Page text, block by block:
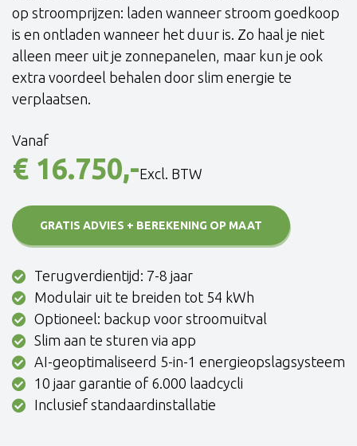
op stroomprijzen: laden wanneer stroom goedkoop
is en ontladen wanneer het duur is. Zo haal je niet
alleen meer uit je zonnepanelen, maar kun je ook
extra voordeel behalen door slim energie te
verplaatsen.
Vanaf
€ 16.750,-Excl. BTW
GRATIS ADVIES + BEREKENING OP MAAT
Terugverdientijd: 7-8 jaar
Modulair uit te breiden tot 54 kWh
Optioneel: backup voor stroomuitval
Slim aan te sturen via app
AI-geoptimaliseerd 5-in-1 energieopslagsysteem
10 jaar garantie of 6.000 laadcycli
Inclusief standaardinstallatie